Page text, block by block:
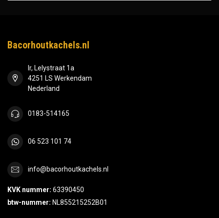
Bacorhoutkachels.nl
Ir, Lelystraat 1a
4251 LS Werkendam
Nederland
0183-514165
06 523 101 74
info@bacorhoutkachels.nl
KVK nummer: 63390450
btw-nummer: NL855215252B01